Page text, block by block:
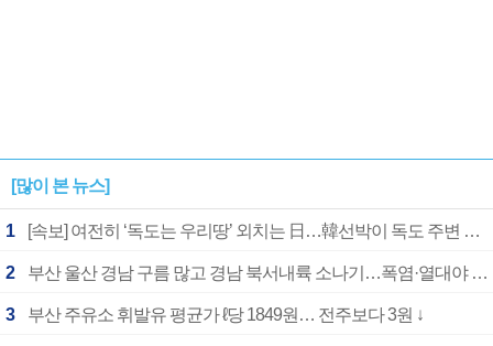
[많이 본 뉴스]
1 [속보] 여전히 ‘독도는 우리땅’ 외치는 日…韓선박이 독도 주변 해양조사 활동하자 반발
2 부산 울산 경남 구름 많고 경남 북서내륙 소나기…폭염·열대야 계속
3 부산 주유소 휘발유 평균가 ℓ당 1849원… 전주보다 3원 ↓